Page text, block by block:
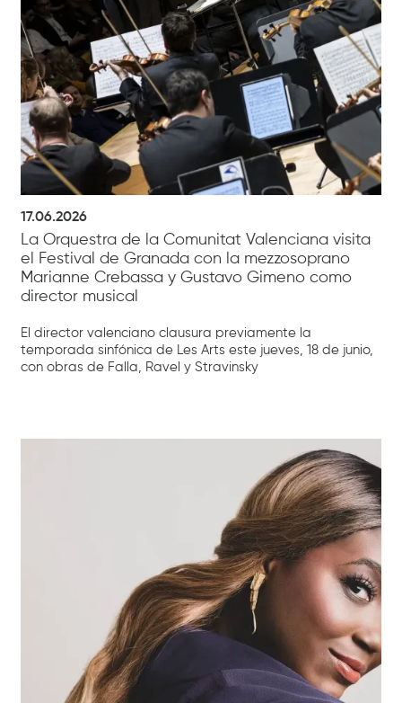
17.06.2026
La Orquestra de la Comunitat Valenciana visita
el Festival de Granada con la mezzosoprano
Marianne Crebassa y Gustavo Gimeno como
director musical
El director valenciano clausura previamente la
temporada sinfónica de Les Arts este jueves, 18 de junio,
con obras de Falla, Ravel y Stravinsky